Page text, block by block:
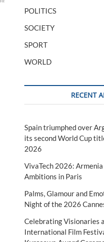
POLITICS
SOCIETY
SPORT
WORLD
RECENT
Spain triumphed over
its second World Cup
2026
VivaTech 2026: Armenia
Ambitions in Paris
Palms, Glamour and
Night of the 2026
Celebrating Visionaries
International Film